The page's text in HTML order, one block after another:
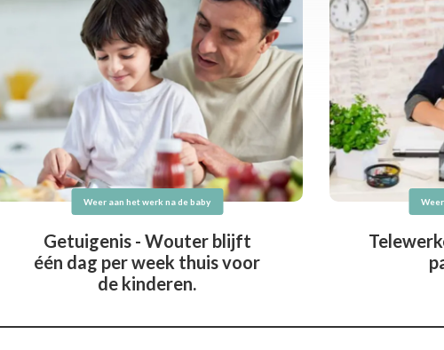
Weer aan het werk na de baby
Getuigenis - Wouter blijft
één dag per week thuis voor
de kinderen.